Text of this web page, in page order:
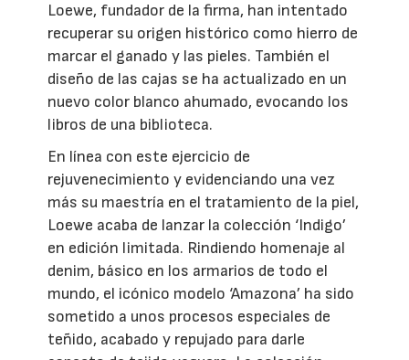
Loewe, fundador de la firma, han intentado
recuperar su origen histórico como hierro de
marcar el ganado y las pieles. También el
diseño de las cajas se ha actualizado en un
nuevo color blanco ahumado, evocando los
libros de una biblioteca.
En línea con este ejercicio de
rejuvenecimiento y evidenciando una vez
más su maestría en el tratamiento de la piel,
Loewe acaba de lanzar la colección ‘Indigo’
en edición limitada. Rindiendo homenaje al
denim, básico en los armarios de todo el
mundo, el icónico modelo ‘Amazona’ ha sido
sometido a unos procesos especiales de
teñido, acabado y repujado para darle